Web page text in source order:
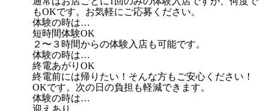
もOKです。お気軽にご応募ください。
体験の時は…
短時間体験OK
２〜３時間からの体験入店も可能です。
体験の時は…
終電あがりOK
終電前には帰りたい！そんな方もご安心ください！
OKです。次の日の負担も軽減できます。
体験の時は…
迎えあり